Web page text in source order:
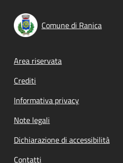
Comune di Ranica
Footer menu
Area riservata
Crediti
Informativa privacy
Note legali
Dichiarazione di accessibilità
Contatti